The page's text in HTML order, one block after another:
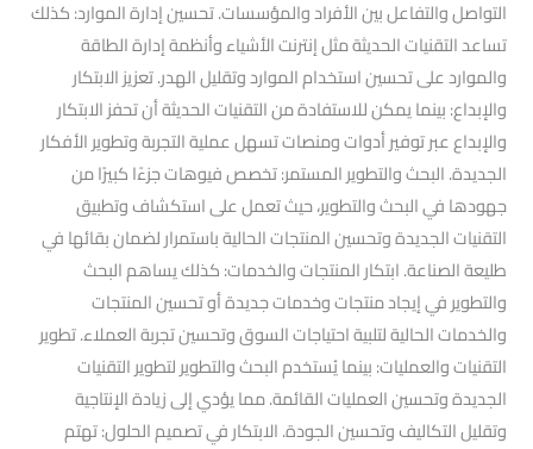
التواصل والتفاعل بين الأفراد والمؤسسات. تحسين إدارة الموارد: كذلك
تساعد التقنيات الحديثة مثل إنترنت الأشياء وأنظمة إدارة الطاقة
والموارد على تحسين استخدام الموارد وتقليل الهدر. تعزيز الابتكار
والإبداع: بينما يمكن للاستفادة من التقنيات الحديثة أن تحفز الابتكار
والإبداع عبر توفير أدوات ومنصات تسهل عملية التجربة وتطوير الأفكار
الجديدة. البحث والتطوير المستمر: تخصص فيوهات جزءًا كبيرًا من
جهودها في البحث والتطوير، حيث تعمل على استكشاف وتطبيق
التقنيات الجديدة وتحسين المنتجات الحالية باستمرار لضمان بقائها في
طليعة الصناعة. ابتكار المنتجات والخدمات: كذلك يساهم البحث
والتطوير في إيجاد منتجات وخدمات جديدة أو تحسين المنتجات
والخدمات الحالية لتلبية احتياجات السوق وتحسين تجربة العملاء. تطوير
التقنيات والعمليات: بينما يُستخدم البحث والتطوير لتطوير التقنيات
الجديدة وتحسين العمليات القائمة. مما يؤدي إلى زيادة الإنتاجية
وتقليل التكاليف وتحسين الجودة. الابتكار في تصميم الحلول: تهتم